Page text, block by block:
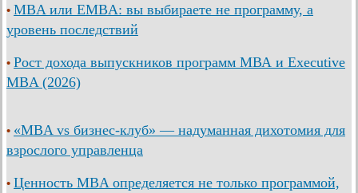
• MBA или EMBA: вы выбираете не программу, а
уровень последствий
• Рост дохода выпускников программ МВА и Executive
MBA (2026)
• «MBA vs бизнес-клуб» — надуманная дихотомия для
взрослого управленца
• Ценность MBA определяется не только программой,